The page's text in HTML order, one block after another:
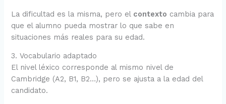
La dificultad es la misma, pero el contexto cambia para
que el alumno pueda mostrar lo que sabe en
situaciones más reales para su edad.
3. Vocabulario adaptado
El nivel léxico corresponde al mismo nivel de
Cambridge (A2, B1, B2…), pero se ajusta a la edad del
candidato.